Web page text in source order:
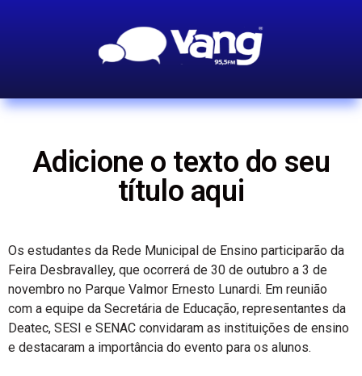
Adicione o texto do seu
título aqui
Os estudantes da Rede Municipal de Ensino participarão da
Feira Desbravalley, que ocorrerá de 30 de outubro a 3 de
novembro no Parque Valmor Ernesto Lunardi. Em reunião
com a equipe da Secretária de Educação, representantes da
Deatec, SESI e SENAC convidaram as instituições de ensino
e destacaram a importância do evento para os alunos.